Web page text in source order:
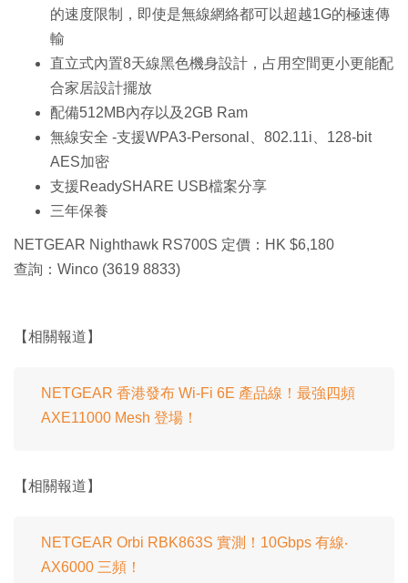
的速度限制，即使是無線網絡都可以超越1G的極速傳
輸
直立式內置8天線黑色機身設計，占用空間更小更能配
合家居設計擺放
配備512MB內存以及2GB Ram
無線安全 -支援WPA3-Personal、802.11i、128-bit
AES加密
支援ReadySHARE USB檔案分享
三年保養
NETGEAR Nighthawk RS700S 定價：HK $6,180
查詢：Winco (3619 8833)
【相關報道】
NETGEAR 香港發布 Wi-Fi 6E 產品線！最強四頻
AXE11000 Mesh 登場！
【相關報道】
NETGEAR Orbi RBK863S 實測！10Gbps 有線‧
AX6000 三頻！